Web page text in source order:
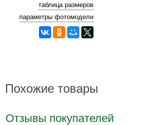
таблица размеров
параметры фотомодели
Похожие товары
Отзывы покупателей